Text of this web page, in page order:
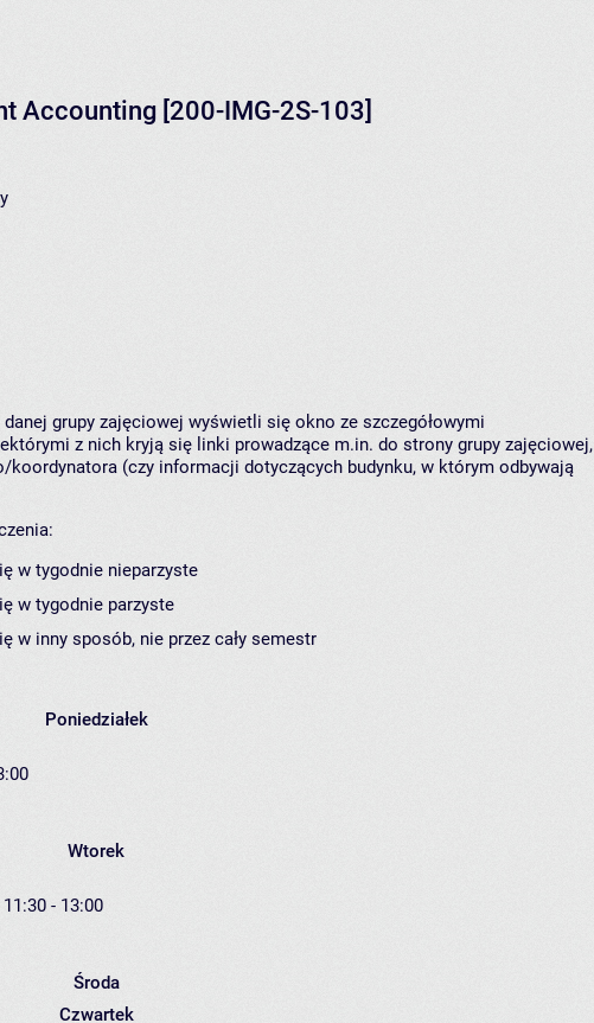
Accounting [200-IMG-2S-103]
grupy zajęciowej wyświetli się okno ze szczegółowymi
z nich kryją się linki prowadzące m.in. do strony grupy zajęciowej,
koordynatora (czy informacji dotyczących budynku, w którym odbywają
w tygodnie nieparzyste
w tygodnie parzyste
w inny sposób, nie przez cały semestr
Poniedziałek
Wtorek
- 13:00
Środa
Czwartek